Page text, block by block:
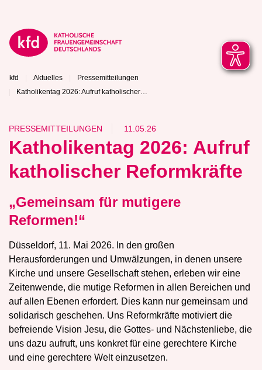
kfd Aktuelles
Pressemitteilungen
Katholikentag 2026: Aufruf katholischer…
PRESSEMITTEILUNGEN 11.05.26
Katholikentag 2026: Aufruf
katholischer Reformkräfte
„Gemeinsam für mutigere
Reformen!“
Düsseldorf, 11. Mai 2026. In den großen
Herausforderungen und Umwälzungen, in denen unsere
Kirche und unsere Gesellschaft stehen, erleben wir eine
Zeitenwende, die mutige Reformen in allen Bereichen und
auf allen Ebenen erfordert. Dies kann nur gemeinsam und
solidarisch geschehen. Uns Reformkräfte motiviert die
befreiende Vision Jesu, die Gottes- und Nächstenliebe, die
uns dazu aufruft, uns konkret für eine gerechtere Kirche
und eine gerechtere Welt einzusetzen.